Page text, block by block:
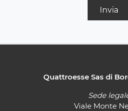
Invia
Quattroesse Sas di
Sede
Viale Monte